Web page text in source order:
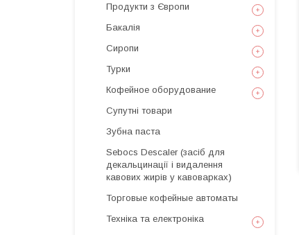
Продукти з Європи
Бакалія
Сиропи
Турки
Кофейное оборудование
Супутні товари
Зубна паста
Sebocs Descaler (засіб для
декальцинації і видалення
кавових жирів у кавоварках)
Торговые кофейные автоматы
Техніка та електроніка